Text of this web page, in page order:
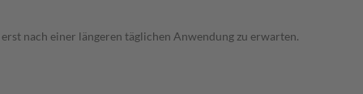
nach einer längeren täglichen Anwendung zu erwarten.